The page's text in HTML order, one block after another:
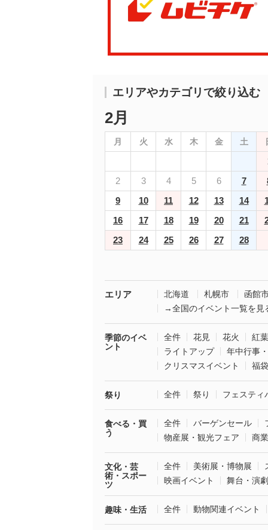
エリアやカテゴリで絞り込む
2月
月 火 水 木 金 土
2
3 4 5 6 7
9
10 11 12 13 14
16
17 18 19 20 21
23
24 25 26 27 28
エリア 北海道 札幌市
函館
→全国のイベント一覧を見
季節のイベ
ント
全件 花見 花火
紅葉
ライトアップ
年中行事
クリスマスイベント
福
祭り 全件 祭り フェスティ
食べる・買
う
全件 バーゲンセール
物産展・観光フェア
商
文化・芸
術・スポー
ツ
全件 美術展・博物展
映画イベント
舞台・演劇
趣味・生活 全件 動物関連イベント